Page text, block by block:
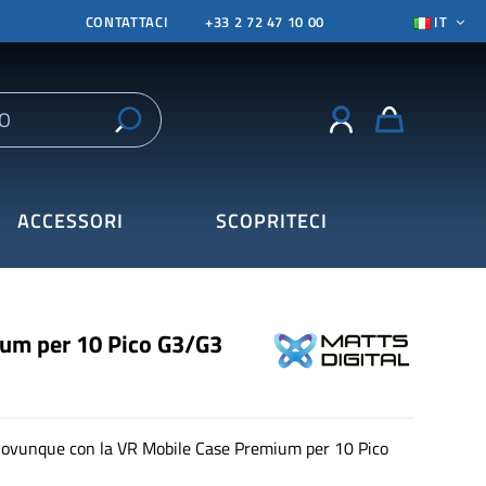
CONTATTACI +33 2 72 47 10 00 IT
ACCESSORI SCOPRITECI
per 10 Pico G3/G3
con la VR Mobile Case Premium per 10 Pico